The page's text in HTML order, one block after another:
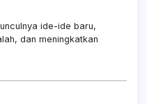
ide-ide baru,
dan meningkatkan